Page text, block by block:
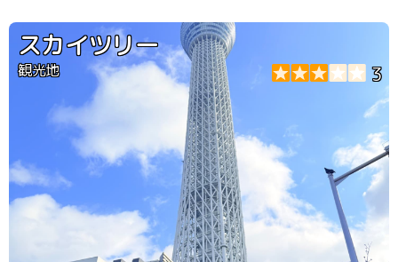
犬OKですが、有名店ということもあり普通に喫茶を楽し
まれる方が多く、休日などの混雑具合ではお断りになるの
と、ワンちゃんメインの喫茶店ではないことは心得ておい
たほうが良いです。 この日は特別にお店の方がOKしてく
ださいました。
スカイツリー
観光地 3